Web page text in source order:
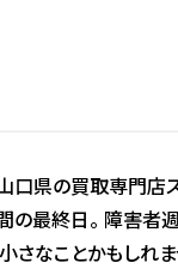
県の買取専門店
最終日。 障害者
さなことかもしれ